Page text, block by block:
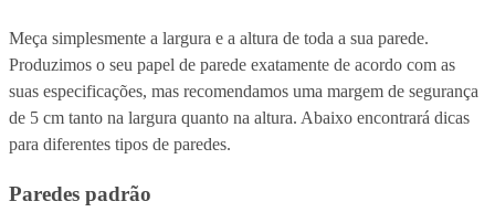
Meça simplesmente a largura e a altura de toda a sua parede.
Produzimos o seu papel de parede exatamente de acordo com as
suas especificações, mas recomendamos uma margem de segurança
de 5 cm tanto na largura quanto na altura. Abaixo encontrará dicas
para diferentes tipos de paredes.
Paredes padrão